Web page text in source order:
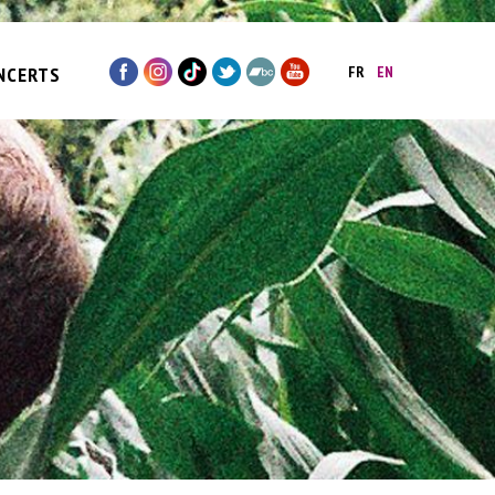
FR EN